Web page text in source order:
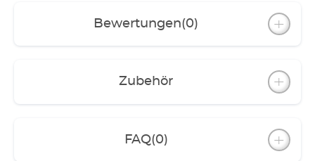
Möbel komplett montiert
Bewertungen(0)
Zubehör
FAQ(0)